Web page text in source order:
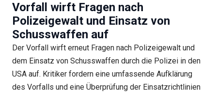
Vorfall wirft Fragen nach
Polizeigewalt und Einsatz von
Schusswaffen auf
Der Vorfall wirft erneut Fragen nach Polizeigewalt und
dem Einsatz von Schusswaffen durch die Polizei in den
USA auf. Kritiker fordern eine umfassende Aufklärung
des Vorfalls und eine Überprüfung der Einsatzrichtlinien